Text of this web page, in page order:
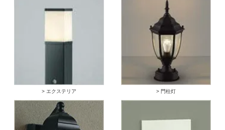
> エクステリア > 門柱灯